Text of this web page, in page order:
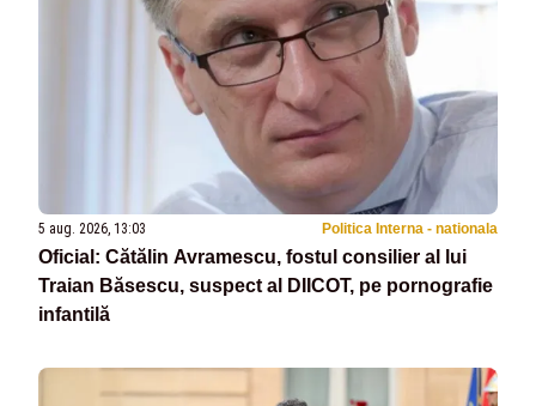
5 aug. 2026, 13:03 Politica Interna - nationala
Oficial: Cătălin Avramescu, fostul consilier al lui
Traian Băsescu, suspect al DIICOT, pe pornografie
infantilă